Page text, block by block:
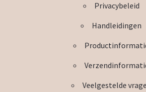
Privacybeleid
Handleidingen
Veelgestelde